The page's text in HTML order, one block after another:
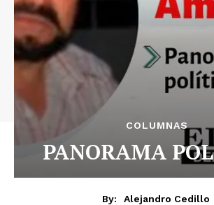
COLUMNAS
PANORAMA
By:
Alejandro Cedillo